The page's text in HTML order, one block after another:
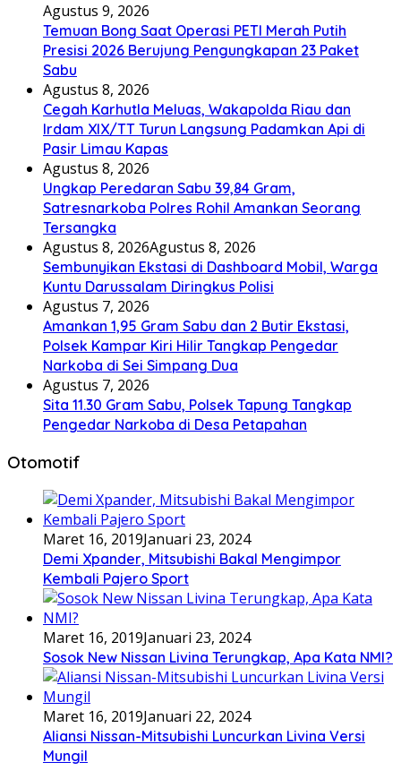
Agustus 9, 2026
Temuan Bong Saat Operasi PETI Merah Putih
Presisi 2026 Berujung Pengungkapan 23 Paket
Sabu
Agustus 8, 2026
Cegah Karhutla Meluas, Wakapolda Riau dan
Irdam XIX/TT Turun Langsung Padamkan Api di
Pasir Limau Kapas
Agustus 8, 2026
Ungkap Peredaran Sabu 39,84 Gram,
Satresnarkoba Polres Rohil Amankan Seorang
Tersangka
Agustus 8, 2026Agustus 8, 2026
Sembunyikan Ekstasi di Dashboard Mobil, Warga
Kuntu Darussalam Diringkus Polisi
Agustus 7, 2026
Amankan 1,95 Gram Sabu dan 2 Butir Ekstasi,
Polsek Kampar Kiri Hilir Tangkap Pengedar
Narkoba di Sei Simpang Dua
Agustus 7, 2026
Sita 11.30 Gram Sabu, Polsek Tapung Tangkap
Pengedar Narkoba di Desa Petapahan
Otomotif
Maret 16, 2019Januari 23, 2024
Demi Xpander, Mitsubishi Bakal Mengimpor
Kembali Pajero Sport
Maret 16, 2019Januari 23, 2024
Sosok New Nissan Livina Terungkap, Apa Kata NMI?
Maret 16, 2019Januari 22, 2024
Aliansi Nissan-Mitsubishi Luncurkan Livina Versi
Mungil